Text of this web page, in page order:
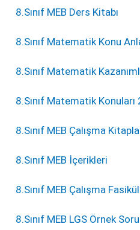
8.Sınıf MEB Ders Kitabı
8.Sınıf Matematik Konu
8.Sınıf Matematik
8.Sınıf Matematik
8.Sınıf MEB Çalışma
8.Sınıf MEB İçerikleri
8.Sınıf MEB Çalışma
8.Sınıf MEB LGS Örnek